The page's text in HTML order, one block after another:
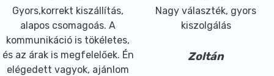
Gyors,korrekt kiszállítás,
alapos csomagoás. A
kommunikáció is tökéletes,
és az árak is megfelelőek. Én
elégedett vagyok, ajánlom
Nagy választék, gyors
kiszolgálás
Zoltán